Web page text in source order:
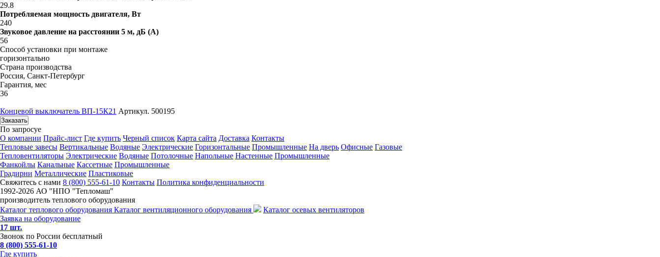
29.8
Потребляемая мощность двигателя, Вт
240
Звуковое давление на расстоянии 5 м, дБ (A)
56
Способ установки при монтаже
горизонтально
Страна производства
Россия, Санкт-Петербург
Гарантия, мес
36
Концевой выключатель ВП-15К21 Артикул. 500195
Заказать
По запросуе
О компании Прайс-лист Где купить Черный список Карта сайта Доставка Контакты
Тепловые завесы Вертикальные Водяные Электрические Горизонтальные Промышленные На дверь Офисные Газовые
Тепловентиляторы Электрические Водяные Потолочные Напольные Настенные Промышленные
Фанкойлы Канальные Кассетные Промышленные
Градирни Металлические Пластиковые
Свяжитесь с нами 8 (800) 555-61-10 Контакты Политика конфиденциальности
1992-2026 АО "НПО "Тепломаш"
производитель теплового оборудования
Каталог теплового оборудования Каталог вентиляционного оборудования
Каталог осевых вентиляторов
Заявка на оборудование
17 шт.
Звонок по России бесплатный
8 (800) 555-61-10
Где купить